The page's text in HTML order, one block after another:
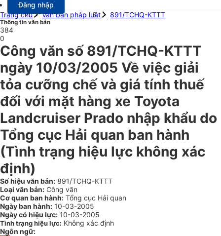
Đăng nhập
Trang chủ
Văn bản pháp luật 891/TCHQ-KTTT
Thông tin văn bản
384
0
Công văn số 891/TCHQ-KTTT
ngày 10/03/2005 Về việc giải
tỏa cưỡng chế và giá tính thuế
đối với mặt hàng xe Toyota
Landcruiser Prado nhập khẩu do
Tổng cục Hải quan ban hành
(Tình trạng hiệu lực không xác
định)
Số hiệu văn bản: 891/TCHQ-KTTT
Loại văn bản: Công văn
Cơ quan ban hành: Tổng cục Hải quan
Ngày ban hành: 10-03-2005
Ngày có hiệu lực: 10-03-2005
Tình trạng hiệu lực: Không xác định
Ngôn ngữ: